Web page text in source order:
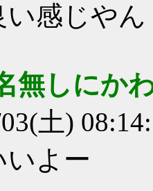
感じやん
無しにか
土)
いよー